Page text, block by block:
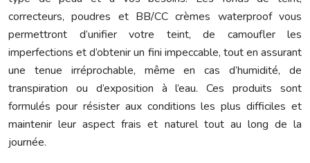
correcteurs, poudres et BB/CC crèmes waterproof vous
permettront d’unifier votre teint, de camoufler les
imperfections et d’obtenir un fini impeccable, tout en assurant
une tenue irréprochable, même en cas d’humidité, de
transpiration ou d’exposition à l’eau. Ces produits sont
formulés pour résister aux conditions les plus difficiles et
maintenir leur aspect frais et naturel tout au long de la
journée.